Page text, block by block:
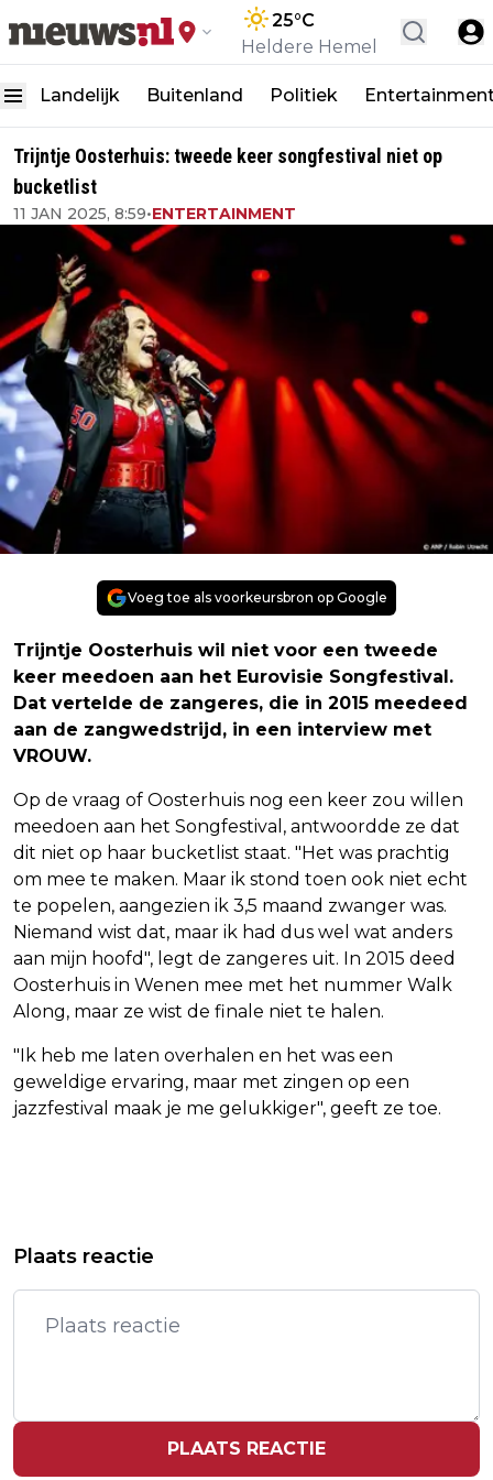
25°C
Heldere Hemel
Landelijk Buitenland Politiek
Trijntje Oosterhuis: tweede keer songfestival niet op
bucketlist
11 JAN 2025, 8:59•ENTERTAINMENT
Voeg toe als voorkeursbron op Google
Trijntje Oosterhuis wil niet voor een tweede
keer meedoen aan het Eurovisie Songfestival.
Dat vertelde de zangeres, die in 2015 meedeed
aan de zangwedstrijd, in een interview met
VROUW.
Op de vraag of Oosterhuis nog een keer zou willen
meedoen aan het Songfestival, antwoordde ze dat
dit niet op haar bucketlist staat. "Het was prachtig
om mee te maken. Maar ik stond toen ook niet echt
te popelen, aangezien ik 3,5 maand zwanger was.
Niemand wist dat, maar ik had dus wel wat anders
aan mijn hoofd", legt de zangeres uit. In 2015 deed
Oosterhuis in Wenen mee met het nummer Walk
Along, maar ze wist de finale niet te halen.
"Ik heb me laten overhalen en het was een
geweldige ervaring, maar met zingen op een
jazzfestival maak je me gelukkiger", geeft ze toe.
POLITIE BIJ AFD-CONGRES IN
TRAMS IN DEN HAAG RIJDEN MET
VERTRAGING DOOR DE VRIESKOU
Plaats reactie
PLAATS REACTIE